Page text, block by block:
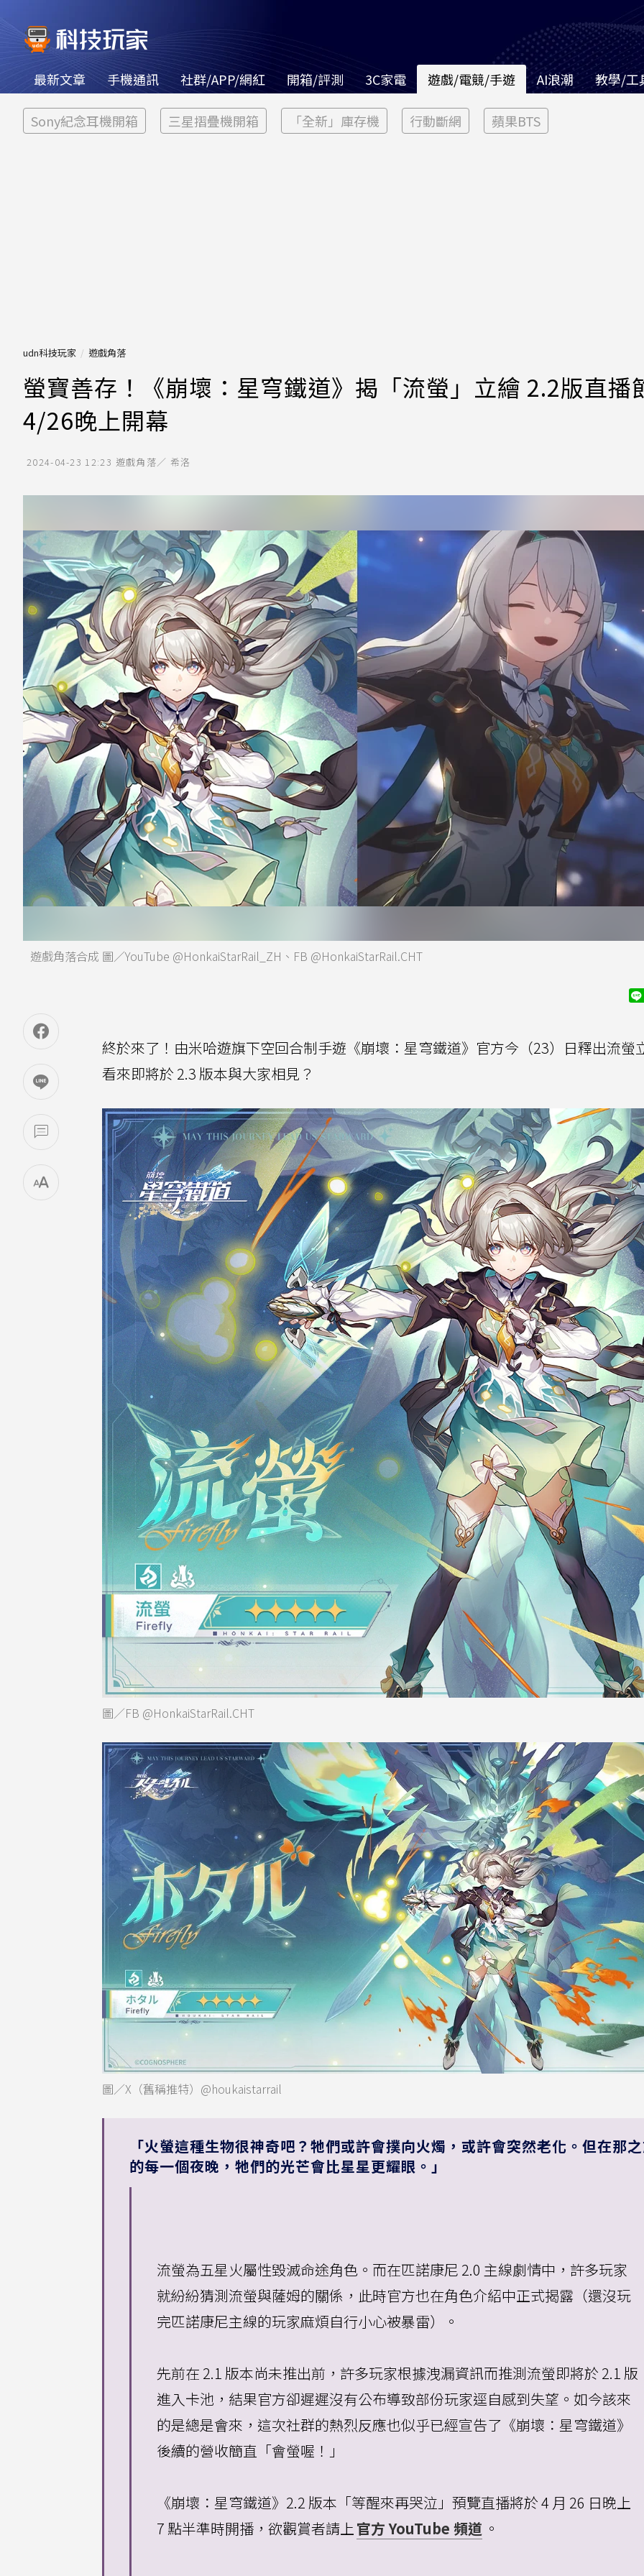
最新文章 手機通訊 社群/APP/網紅 開箱/評測 3C家電 遊戲/電競/手遊 AI浪潮 教學/工
Sony紀念耳機開箱 三星摺疊機開箱 「全新」庫存機 行動斷網 蘋果BTS
udn科技玩家 遊戲角落
螢寶善存！《崩壞：星穹鐵道》揭「流螢」立繪 2.2版直播
4/26晚上開幕
2024-04-23 12:23 遊戲角落／ 希洛
遊戲角落合成 圖／YouTube @HonkaiStarRail_ZH、FB @HonkaiStarRail.CHT
終於來了！由米哈遊旗下空回合制手遊《崩壞：星穹鐵道》官方今（23）日釋出流螢
看來即將於 2.3 版本與大家相見？
圖／FB @HonkaiStarRail.CHT
圖／X（舊稱推特）@houkaistarrail
「火螢這種生物很神奇吧？牠們或許會撲向火燭，或許會突然老化。但在那
的每一個夜晚，牠們的光芒會比星星更耀眼。」
流螢為五星火屬性毀滅命途角色。而在匹諾康尼 2.0 主線劇情中，許多玩家
就紛紛猜測流螢與薩姆的關係，此時官方也在角色介紹中正式揭露（還沒玩
完匹諾康尼主線的玩家麻煩自行小心被暴雷）。
先前在 2.1 版本尚未推出前，許多玩家根據洩漏資訊而推測流螢即將於 2.1 版
進入卡池，結果官方卻遲遲沒有公布導致部份玩家逕自感到失望。如今該來
的是總是會來，這次社群的熱烈反應也似乎已經宣告了《崩壞：星穹鐵道》
後續的營收簡直「會螢喔！」
《崩壞：星穹鐵道》2.2 版本「等醒來再哭泣」預覽直播將於 4 月 26 日晚上
7 點半準時開播，欲觀賞者請上官方 YouTube 頻道 。